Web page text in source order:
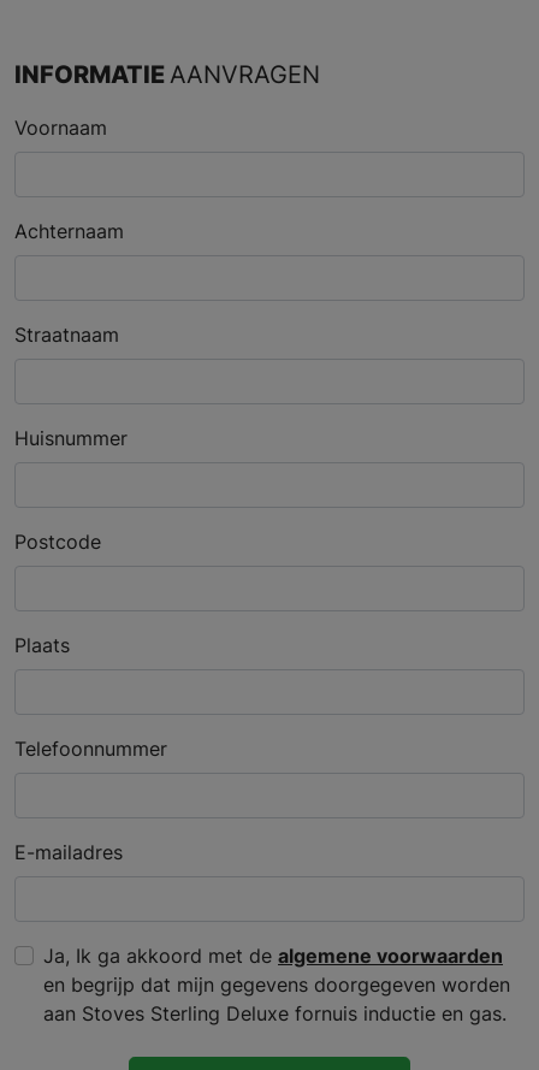
INFORMATIEAANVRAGEN
Voornaam
Achternaam
Straatnaam
Huisnummer
Postcode
Plaats
Telefoonnummer
E-mailadres
Ja, Ik ga akkoord met de algemene voorwaarden
en begrijp dat mijn gegevens doorgegeven worden
aan Stoves Sterling Deluxe fornuis inductie en gas.